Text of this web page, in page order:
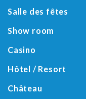
Salle des fêtes
Show room
Casino
Hôtel / Resort
Château